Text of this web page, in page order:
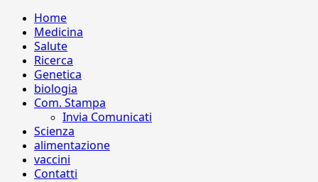
Home
Medicina
Salute
Ricerca
Genetica
biologia
Com. Stampa
Invia Comunicati
Scienza
alimentazione
vaccini
Contatti